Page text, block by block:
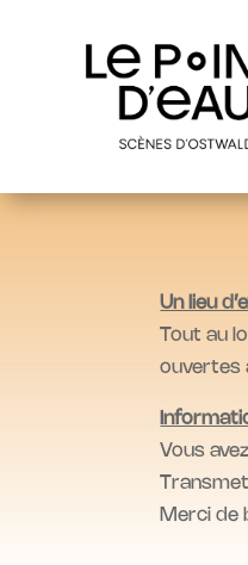
Un lieu
Tout au
ouvertes
Vous
Merci de